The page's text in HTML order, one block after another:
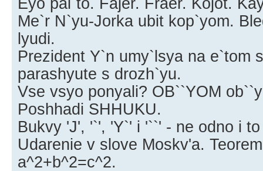
Me`r N`yu-Jorka ubit kop`yom.
lyudi.
Prezident Y`n umy`lsya na e`tom
parashyute s drozh`yu.
Vse vsyo ponyali? OB``YOM
Poshhadi SHHUKU.
Bukvy 'J', '`', 'Y`' i '``' - ne odno i
Udarenie v slove Moskv'a.
a^2+b^2=c^2.